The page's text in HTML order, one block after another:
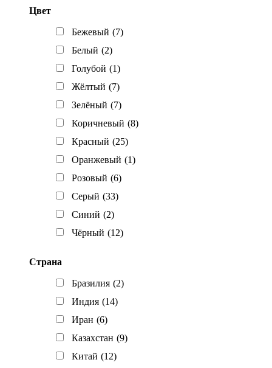
Цвет
Бежевый (7)
Белый (2)
Голубой (1)
Жёлтый (7)
Зелёный (7)
Коричневый (8)
Красный (25)
Оранжевый (1)
Розовый (6)
Серый (33)
Синий (2)
Чёрный (12)
Страна
Бразилия (2)
Индия (14)
Иран (6)
Казахстан (9)
Китай (12)